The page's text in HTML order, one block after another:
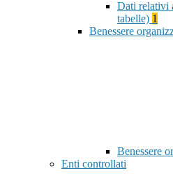
Dati relativi
tabelle) 1
Benessere
Benessere
Enti controllati